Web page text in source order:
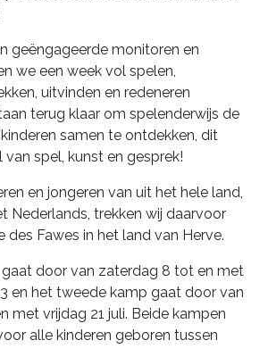
geëngageerde monitoren en
we een week vol spelen,
uitvinden en redeneren
terug klaar om spelenderwijs de
samen te ontdekken, dit
spel, kunst en gesprek!
en jongeren van uit het hele land,
Nederlands, trekken wij daarvoor
des Fawes in het land van Herve.
door van zaterdag 8 tot en met
en het tweede kamp gaat door van
met vrijdag 21 juli. Beide kampen
alle kinderen geboren tussen